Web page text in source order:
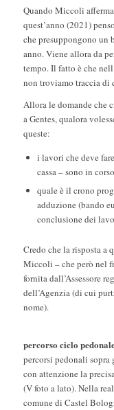
Quando Miccoli
quest’anno (2021)
che presuppongono un
anno. Viene allora da
tempo. Il fatto è che
non troviamo traccia di
Allora le domande che
a Gentes, qualora
queste:
i lavori che deve
cassa – sono in
quale è il crono
adduzione (bando
conclusione dei
Credo che la risposta a
Miccoli – che però nel
fornita dall’Assessore
dell’Agenzia (di cui
nome).
percorso ciclo
percorsi pedonali
con attenzione la
(V foto a lato). Nella
comune di Castel